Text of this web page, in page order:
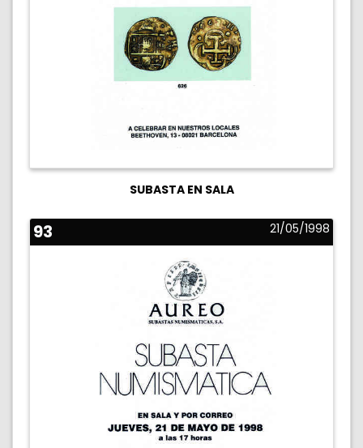
SUBASTA EN SALA
93 21/05/1998